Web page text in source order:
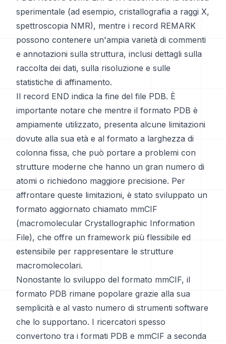
sperimentale (ad esempio, cristallografia a raggi X,
spettroscopia NMR), mentre i record REMARK
possono contenere un'ampia varietà di commenti
e annotazioni sulla struttura, inclusi dettagli sulla
raccolta dei dati, sulla risoluzione e sulle
statistiche di affinamento.
Il record END indica la fine del file PDB. È
importante notare che mentre il formato PDB è
ampiamente utilizzato, presenta alcune limitazioni
dovute alla sua età e al formato a larghezza di
colonna fissa, che può portare a problemi con
strutture moderne che hanno un gran numero di
atomi o richiedono maggiore precisione. Per
affrontare queste limitazioni, è stato sviluppato un
formato aggiornato chiamato mmCIF
(macromolecular Crystallographic Information
File), che offre un framework più flessibile ed
estensibile per rappresentare le strutture
macromolecolari.
Nonostante lo sviluppo del formato mmCIF, il
formato PDB rimane popolare grazie alla sua
semplicità e al vasto numero di strumenti software
che lo supportano. I ricercatori spesso
convertono tra i formati PDB e mmCIF a seconda